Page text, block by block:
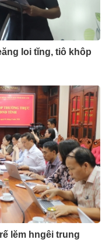
loi tĭng, tiô khôp
lĕm hngêi trung